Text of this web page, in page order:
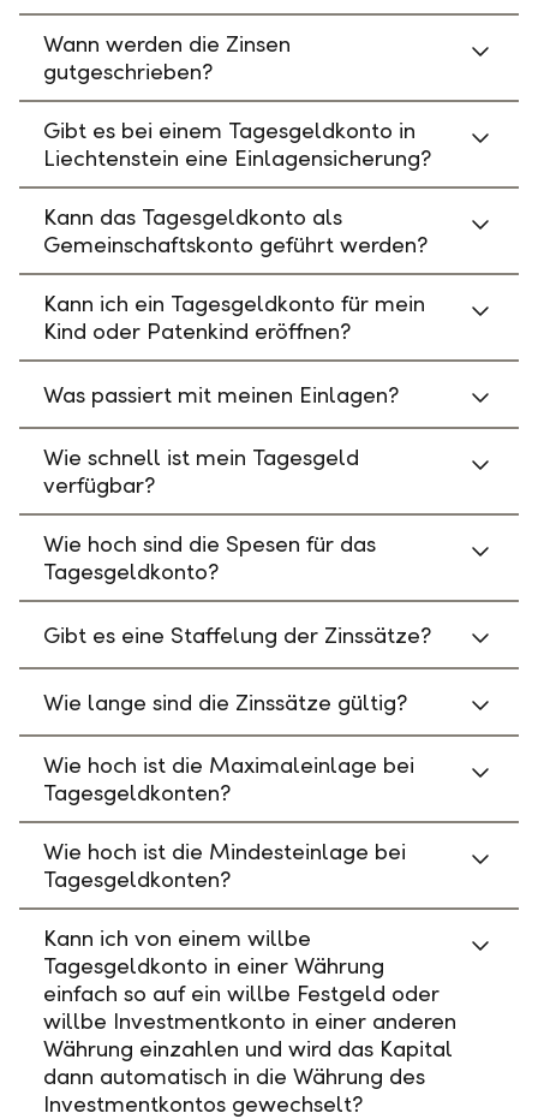
Wann werden die Zinsen
gutgeschrieben?
Gibt es bei einem Tagesgeldkonto in
Liechtenstein eine Einlagensicherung?
Kann das Tagesgeldkonto als
Gemeinschaftskonto geführt werden?
Kann ich ein Tagesgeldkonto für mein
Kind oder Patenkind eröffnen?
Was passiert mit meinen Einlagen?
Wie schnell ist mein Tagesgeld
verfügbar?
Wie hoch sind die Spesen für das
Tagesgeldkonto?
Gibt es eine Staffelung der Zinssätze?
Wie lange sind die Zinssätze gültig?
Wie hoch ist die Maximaleinlage bei
Tagesgeldkonten?
Wie hoch ist die Mindesteinlage bei
Tagesgeldkonten?
Kann ich von einem willbe
Tagesgeldkonto in einer Währung
einfach so auf ein willbe Festgeld oder
willbe Investmentkonto in einer anderen
Währung einzahlen und wird das Kapital
dann automatisch in die Währung des
Investmentkontos gewechselt?